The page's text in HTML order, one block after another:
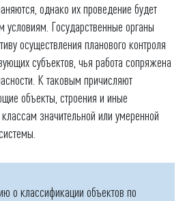
однако их проведение будет
условиям. Государственные органы
осуществления планового контроля
субъектов, чья работа сопряжена
К таковым причисляют
объекты, строения и иные
значительной или умеренной
о классификации объектов по